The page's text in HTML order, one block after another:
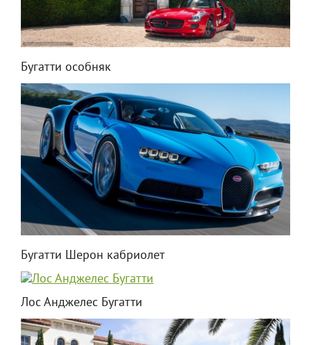
Бугатти особняк
Бугатти Шерон кабриолет
Лос Анджелес Бугатти